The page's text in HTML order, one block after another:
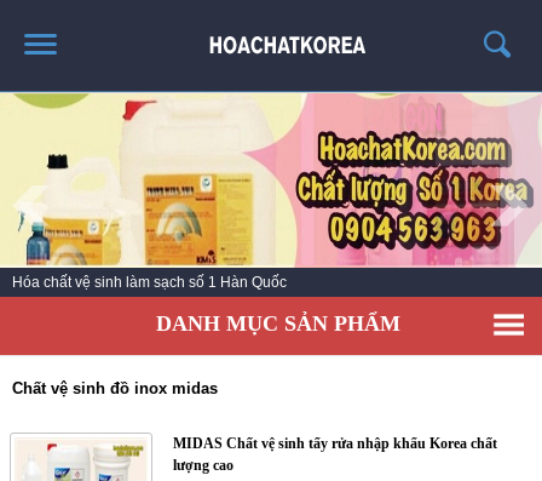
TRANG CHỦ
GIỚI THIỆU
THÔNG TIN SẢN PHẨM
TIN TỨC
LIÊN HỆ
Hóa chất vệ sinh làm sạch số 1 Hàn Quốc
DANH MỤC SẢN PHẨM
Chất vệ sinh đồ inox midas
MIDAS Chất vệ sinh tẩy rửa nhập khẩu Korea chất
lượng cao